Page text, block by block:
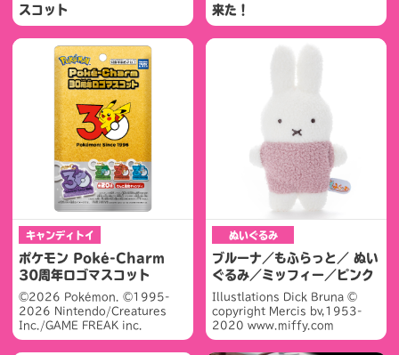
スコット
来た！
キャンディトイ
ポケモン Poké-Charm
30周年ロゴマスコット
©2026 Pokémon. ©1995-
2026 Nintendo/Creatures
Inc./GAME FREAK inc.
ぬいぐるみ
ブルーナ／もふらっと／ ぬい
ぐるみ／ミッフィー／ピンク
Illustlations Dick Bruna ©
copyright Mercis bv,1953-
2020 www.miffy.com